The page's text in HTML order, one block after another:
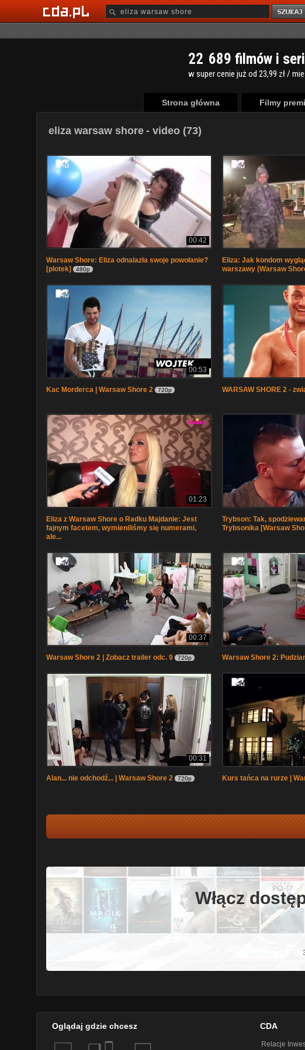
22 689 filmów i
w super cenie już od 23,99 zł /
Strona główna Filmy
eliza warsaw shore - video (73)
00:42
Warsaw Shore: Eliza odnalazła swoje powołanie?
[plotek]
480p
Eliza: Jak kondom
warszawy (Warsaw
00:53
Kac Morderca | Warsaw Shore 2 720p WARSAW SHORE 2 -
01:23
Eliza z Warsaw Shore o Radku Majdanie: Jest
fajnym facetem, wymieniliśmy się numerami,
ale...
Trybson: Tak,
Trybsonika [Warsaw
00:37
Warsaw Shore 2 | Zobacz trailer odc. 9 720p Warsaw Shore 2:
00:31
Alan... nie odchodź... | Warsaw Shore 2 720p Kurs tańca na rurze |
Włącz
Oglądaj gdzie chcesz CDA
Relacje